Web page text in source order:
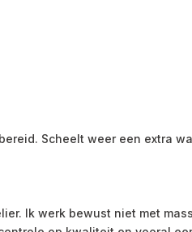
Scheelt weer een extra
Ik werk bewust niet met